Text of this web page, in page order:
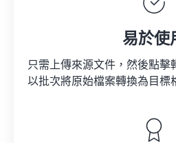
易於使
只需上傳來源文件，然後點擊
以批次將原始檔案轉換為目標